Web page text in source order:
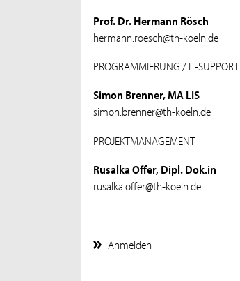
Prof. Dr. Hermann Rösch
hermann.roesch@th-koeln.de
PROGRAMMIERUNG / IT-SUPPORT
Simon Brenner, MA LIS
simon.brenner@th-koeln.de
PROJEKTMANAGEMENT
Rusalka Offer, Dipl. Dok.in
rusalka.offer@th-koeln.de
Anmelden